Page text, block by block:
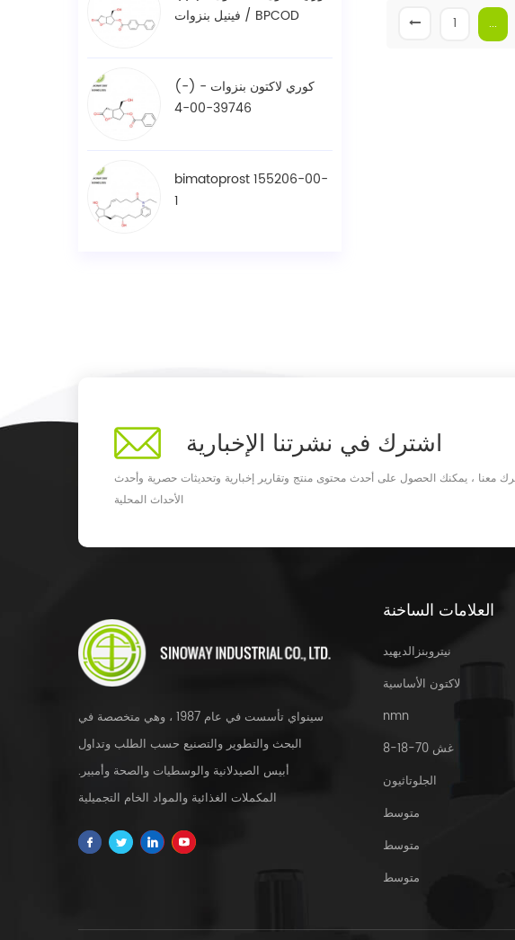
فينيل بنزوات / BPCOD
(-) - كوري لاكتون بنزوات
39746-00-4
bimatoprost 155206-00-
1
المزيد
1 ...
اشترك في نشرتنا الإخبارية
معنا ، يمكنك الحصول على أحدث محتوى منتج وتقارير إخبارية وتحديثات حصرية وأحدث
الأحداث المحلية
سينواي تأسست في عام 1987 ، وهي متخصصة في
البحث والتطوير والتصنيع حسب الطلب وتداول
أبيس الصيدلانية والوسطيات والصحة وأمبير.
المكملات الغذائية والمواد الخام التجميلية
في جميع أنحاء العالم.
العلامات الساخنة
نيتروبنزالديهيد
لاكتون الأساسية
nmn
غش 70-18-8
الجلوتاثيون
متوسط
متوسط
متوسط